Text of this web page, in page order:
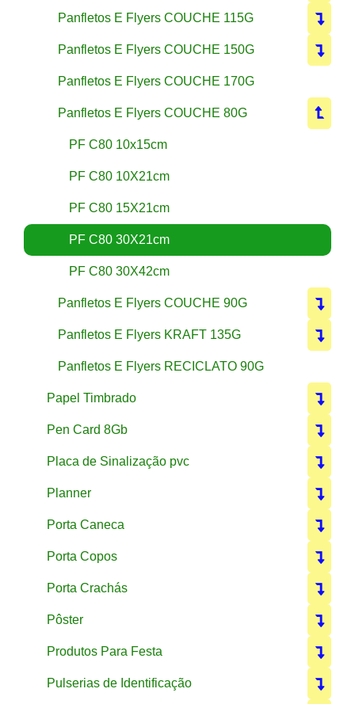
Panfletos E Flyers COUCHE 115G
Panfletos E Flyers COUCHE 150G
Panfletos E Flyers COUCHE 170G
Panfletos E Flyers COUCHE 80G
PF C80 10x15cm
PF C80 10X21cm
PF C80 15X21cm
PF C80 30X21cm
PF C80 30X42cm
Panfletos E Flyers COUCHE 90G
Panfletos E Flyers KRAFT 135G
Panfletos E Flyers RECICLATO 90G
Papel Timbrado
Pen Card 8Gb
Placa de Sinalização pvc
Planner
Porta Caneca
Porta Copos
Porta Crachás
Pôster
Produtos Para Festa
Pulserias de Identificação